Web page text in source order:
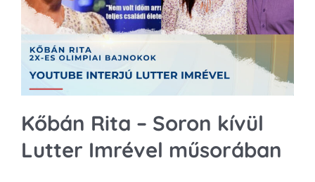
Kapcsolat
SEARCH
FOR:
Kőbán Rita – Soron kívül
Lutter Imrével műsorában